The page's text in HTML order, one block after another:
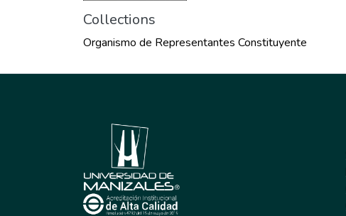
Collections
Organismo de Representantes Constituyente